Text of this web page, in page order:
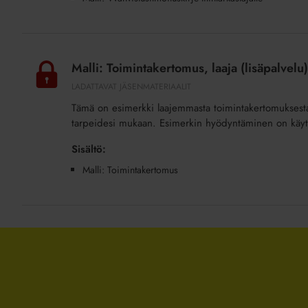
Toimintakertomus,
laaja
(lisäpalvelu)
Malli: Toimintakertomus, laaja (lisäpalvelu)
Tämä on esimerkki laajemmasta
tarpeidesi mukaan. Esimerkin hyödyntäminen on
Sisältö:
Malli: Toimintakertomus